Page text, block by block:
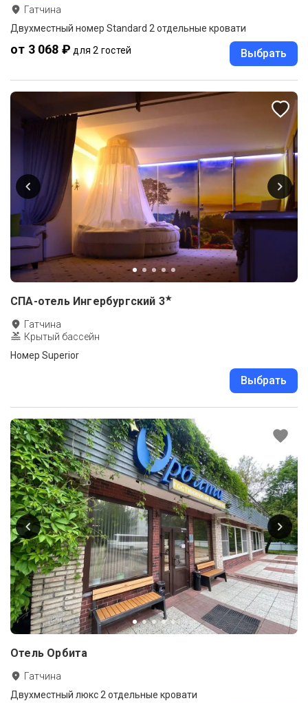
Гатчина
Двухместный номер Standard 2 отдельные кровати
от 3 068 ₽ для 2 гостей Выбрать
СПА-отель Ингербургский 3★
Гатчина
Крытый бассейн
Номер Superior
Выбрать
Отель Орбита
Гатчина
Двухместный люкс 2 отдельные кровати